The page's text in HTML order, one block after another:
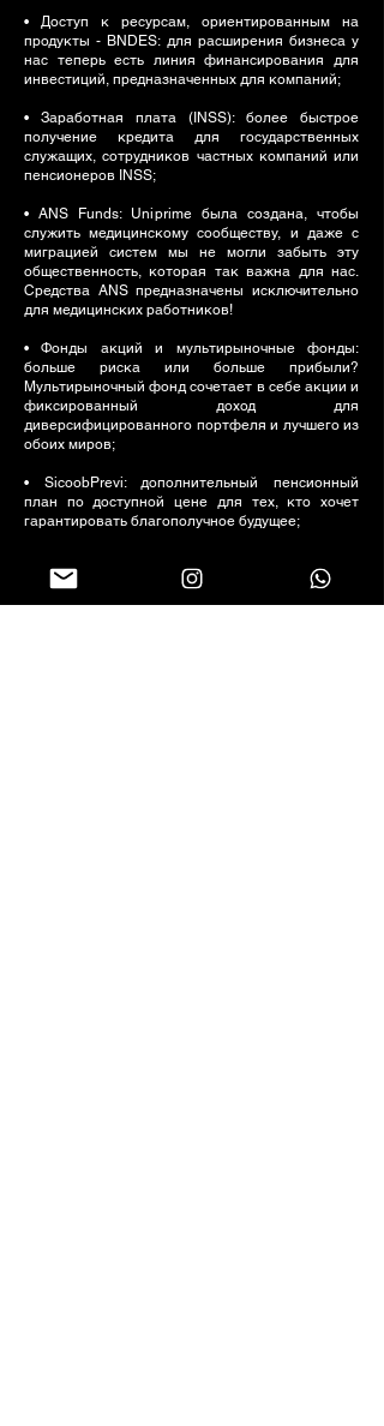
• Доступ к ресурсам, ориентированным на
продукты - BNDES: для расширения бизнеса у
нас теперь есть линия финансирования для
инвестиций, предназначенных для компаний;
• Заработная плата (INSS): более быстрое
получение кредита для государственных
служащих, сотрудников частных компаний или
пенсионеров INSS;
• ANS Funds: Uniprime была создана, чтобы
служить медицинскому сообществу, и даже с
миграцией систем мы не могли забыть эту
общественность, которая так важна для нас.
Средства ANS предназначены исключительно
для медицинских работников!
• Фонды акций и мультирыночные фонды:
больше риска или больше прибыли?
Мультирыночный фонд сочетает в себе акции и
фиксированный доход для
диверсифицированного портфеля и лучшего из
обоих миров;
• SicoobPrevi: дополнительный пенсионный
план по доступной цене для тех, кто хочет
гарантировать благополучное будущее;
автомобиля, поручительства, путешествий или